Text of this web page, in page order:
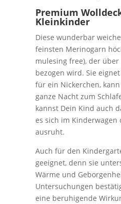
Premium
Kleinkinder
Diese wunderbar
feinsten Merinogarn
mulesing free), der
bezogen wird. Sie
für ein Nickerchen,
ganze Nacht zum
kannst Dein Kind auch
es sich im Kinderwagen
ausruht.
Auch für den
geeignet, denn sie
Wärme und
Untersuchungen
eine beruhigende